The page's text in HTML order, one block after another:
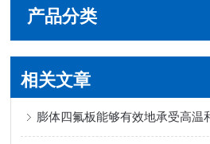
产品分类
相关文章